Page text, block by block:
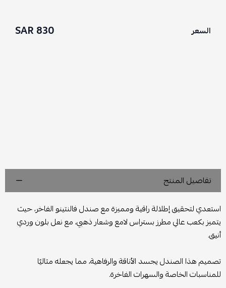
السعر 830 SAR
تفاصيل المنتج
استعدي لتحقيق إطلالة راقية ومميزة مع صندل فالنتينو الفاخر، حيث
يتميز بكعب عالي مطرز بستراس لامع وشعار ذهبي، مع نعل بلون وردي
أنيق.
تصميم هذا الصندل يجسد الأناقة والرفاهية، مما يجعله مثاليًا
للمناسبات الخاصة والسهرات الفاخرة.